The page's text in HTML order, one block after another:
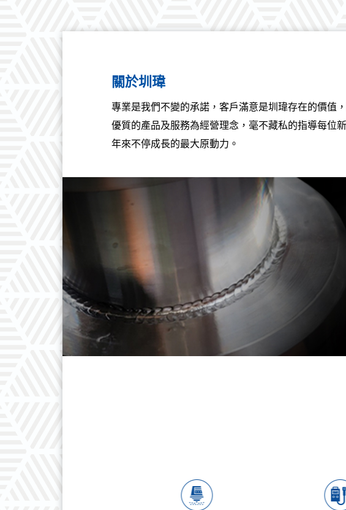
關於圳瑋
專業是我們不變的承諾，客戶滿意是圳瑋存在的價值
優質的產品及服務為經營理念，毫不藏私的指導每位
年來不停成長的最大原動力。